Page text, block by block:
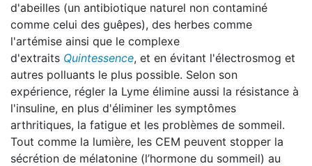
d'abeilles (un antibiotique naturel non contaminé
comme celui des guêpes), des herbes comme
l'artémise ainsi que le complexe
d'extraits Quintessence, et en évitant l'électrosmog et
autres polluants le plus possible. Selon son
expérience, régler la Lyme élimine aussi la résistance à
l'insuline, en plus d'éliminer les symptômes
arthritiques, la fatigue et les problèmes de sommeil.
Tout comme la lumière, les CEM peuvent stopper la
sécrétion de mélatonine (l’hormone du sommeil) au